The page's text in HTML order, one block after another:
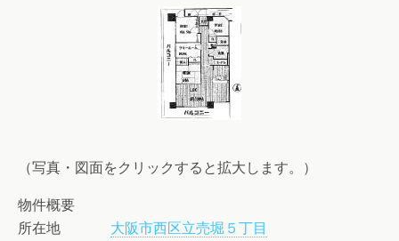
（写真・図面をクリックすると拡大します。）
物件概要
所在地 大阪市西区立売堀５丁目